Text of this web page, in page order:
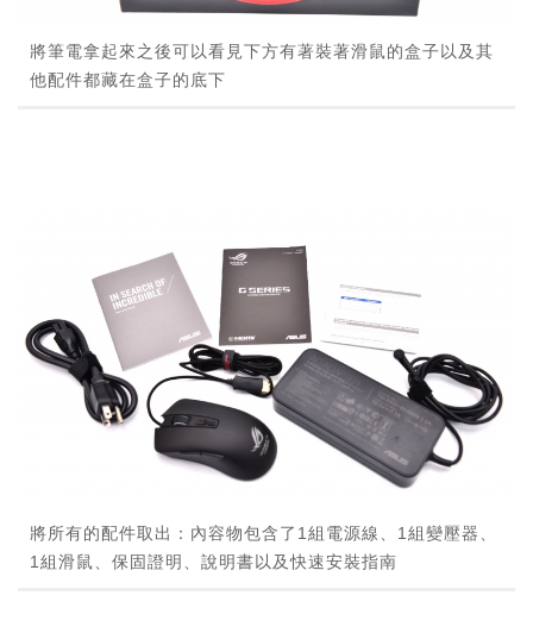
將筆電拿起來之後可以看見下方有著裝著滑鼠的盒子以及其
他配件都藏在盒子的底下
將所有的配件取出：內容物包含了1組電源線、1組變壓器、
1組滑鼠、保固證明、說明書以及快速安裝指南